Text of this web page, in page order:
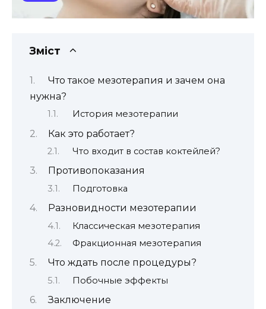
Зміст
Что такое мезотерапия и зачем она
нужна?
История мезотерапии
Как это работает?
Что входит в состав коктейлей?
Противопоказания
Подготовка
Разновидности мезотерапии
Классическая мезотерапия
Фракционная мезотерапия
Что ждать после процедуры?
Побочные эффекты
Заключение